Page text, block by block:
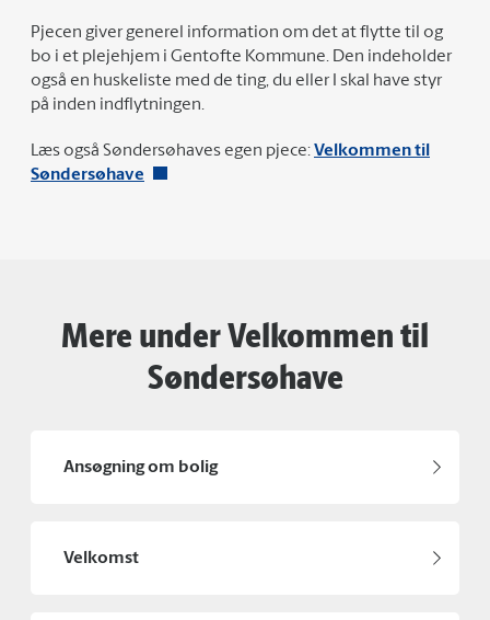
Pjecen giver generel information om det at flytte til og
bo i et plejehjem i Gentofte Kommune. Den indeholder
også en huskeliste med de ting, du eller I skal have styr
på inden indflytningen.
Læs også Søndersøhaves egen pjece:Velkommen til
Søndersøhave
Mere under Velkommen til
Søndersøhave
Ansøgning om bolig
Velkomst